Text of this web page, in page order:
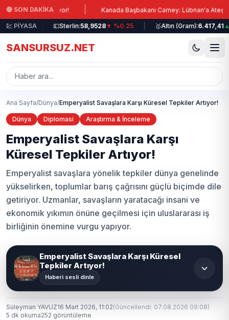
Ana içeriğe atla
🔴 SON DAKİKA
Uyarıyor! | Kanada Başbakanı Carney: Lübnan'a Ateşkes Çağrısı!
💹 PİYASA
| 💷 Sterlin:58,9528▼ %0.25 | Altın (Gram):6.417,41▲
SANSURSUZ.NET
Ana Sayfa/Dünya/Emperyalist Savaşlara Karşı Küresel Tepkiler Artıyor!
Dünya Diplomasi Araştırma & İnceleme
Emperyalist Savaşlara Karşı
Küresel Tepkiler Artıyor!
Emperyalist savaşlara yönelik tepkiler dünya genelinde
yükselirken, toplumlar barış çağrısını güçlü biçimde dile
getiriyor. Uzmanlar, savaşların yaratacağı insani ve
ekonomik yıkımın önüne geçilmesi için uluslararası iş
birliğinin önemine vurgu yapıyor.
Emperyalist Savaşlara Karşı Küresel
Tepkiler Artıyor!
Haberi sesli dinle
Süleyman YAVUZ16 Mart 2026, 11:02(Güncellendi: 07.08.2026 09:08)
5 dk okuma252 görüntüleme